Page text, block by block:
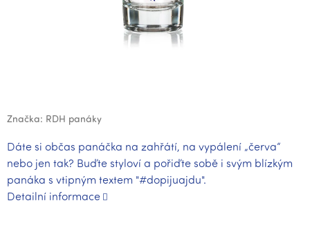
Značka: RDH panáky
Dáte si občas panáčka na zahřátí, na vypálení „červa“
nebo jen tak? Buďte styloví a pořiďte sobě i svým blízkým
panáka s vtipným textem "#dopijuajdu".
Detailní informace